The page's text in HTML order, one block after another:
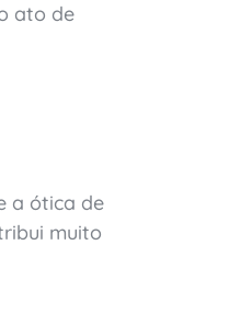
ato de
a ótica de
muito